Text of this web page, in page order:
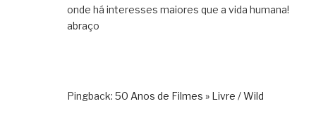
onde há interesses maiores que a vida humana!
abraço
Pingback: 50 Anos de Filmes » Livre / Wild